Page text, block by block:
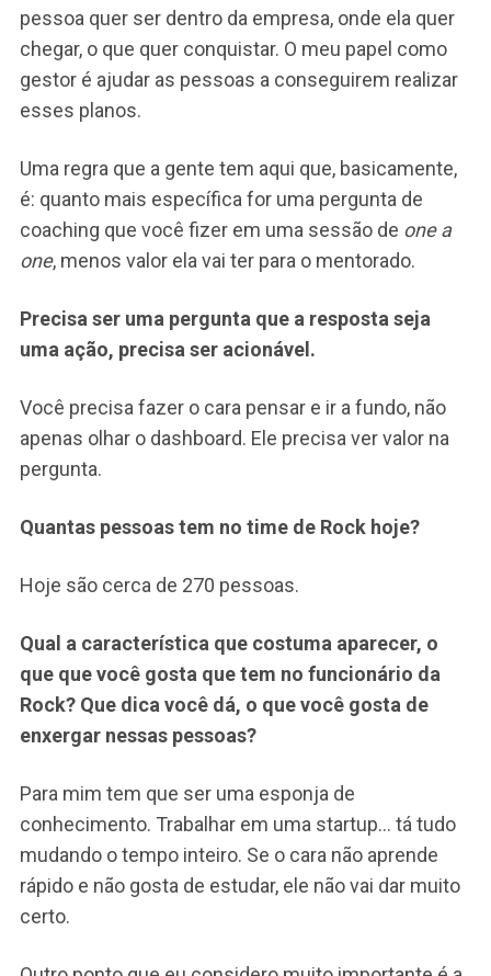
pessoa quer ser dentro da empresa, onde ela quer
chegar, o que quer conquistar. O meu papel como
gestor é ajudar as pessoas a conseguirem realizar
esses planos.
Uma regra que a gente tem aqui que, basicamente,
é: quanto mais específica for uma pergunta de
coaching que você fizer em uma sessão de one a
one, menos valor ela vai ter para o mentorado.
Precisa ser uma pergunta que a resposta seja
uma ação, precisa ser acionável.
Você precisa fazer o cara pensar e ir a fundo, não
apenas olhar o dashboard. Ele precisa ver valor na
pergunta.
Quantas pessoas tem no time de Rock hoje?
Hoje são cerca de 270 pessoas.
Qual a característica que costuma aparecer, o
que que você gosta que tem no funcionário da
Rock? Que dica você dá, o que você gosta de
enxergar nessas pessoas?
Para mim tem que ser uma esponja de
conhecimento. Trabalhar em uma startup… tá tudo
mudando o tempo inteiro. Se o cara não aprende
rápido e não gosta de estudar, ele não vai dar muito
certo.